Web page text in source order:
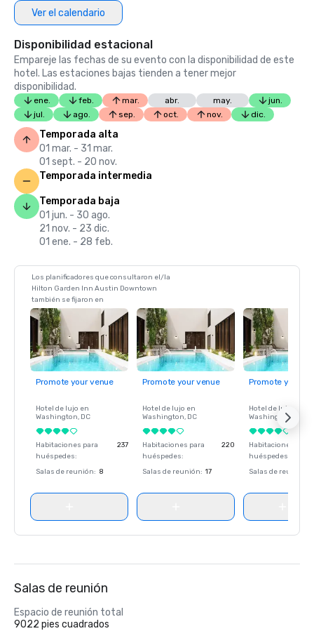
Ver el calendario
Disponibilidad estacional
Empareje las fechas de su evento con la disponibilidad de este
hotel. Las estaciones bajas tienden a tener mejor
disponibilidad.
ene. feb. mar. abr. may.
jun.
jul.
ago. sep. oct. nov. dic.
Temporada alta
01 mar. - 31 mar.
01 sept. - 20 nov.
Temporada intermedia
Temporada baja
01 jun. - 30 ago.
21 nov. - 23 dic.
01 ene. - 28 feb.
Los planificadores que consultaron el/la
Hilton Garden Inn Austin Downtown
también se fijaron en
Promote your venue
Hotel de lujo en
Washington, DC
Habitaciones para
huéspedes:
237
Salas de reunión: 8
Promote your venue
Hotel de lujo en
Washington, DC
Habitaciones para
huéspedes:
220
Salas de reunión: 17
Promote your
Hotel de lujo en
Washington
Habitaciones para
huéspedes
Salas de reunión
Salas de reunión
Espacio de reunión total
9022 pies cuadrados